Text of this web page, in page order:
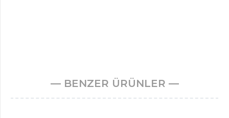
— BENZER ÜRÜNLER —